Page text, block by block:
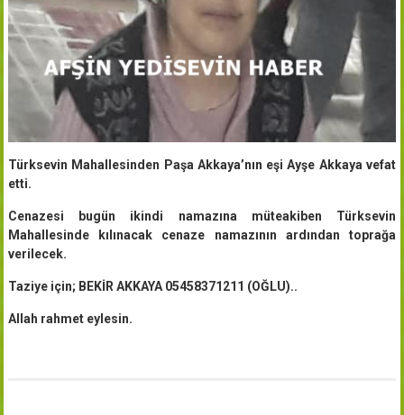
Türksevin Mahallesinden Paşa Akkaya’nın eşi Ayşe Akkaya vefat
etti.
Cenazesi bugün ikindi namazına müteakiben Türksevin
Mahallesinde kılınacak cenaze namazının ardından toprağa
verilecek.
Taziye için; BEKİR AKKAYA 05458371211 (OĞLU)..
Allah rahmet eylesin.